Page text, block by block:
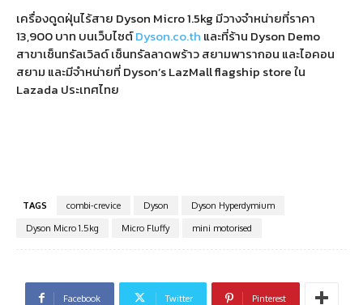
เครื่องดูดฝุ่นไร้สาย Dyson Micro 1.5kg มีวางจำหน่ายที่ราคา
13,900 บาท บนเว็บไซต์Dyson.co.th และที่ร้าน Dyson Demo
สาขาเซ็นทรัลเวิลด์ เซ็นทรัลลาดพร้าว สยามพารากอน และไอคอน
สยาม และมีจำหน่ายที่ Dyson’s LazMall flagship store ใน
Lazada ประเทศไทย
TAGS combi-crevice Dyson
Dyson Hyperdymium
Dyson Micro 1.5kg
Micro Fluffy mini motorised
Facebook Twitter Pinterest